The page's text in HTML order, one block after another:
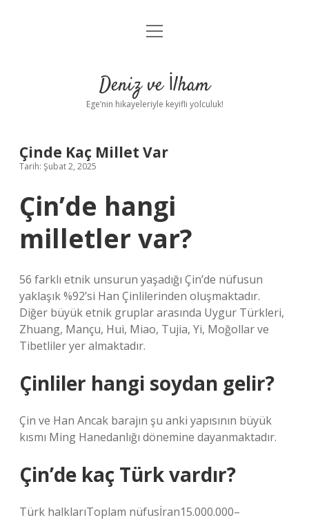
Anasayfa
Yasal Uyarı
menüyü
Deniz ve İlham
Ege’nin hikayeleriyle keyifli yolculuk!
Çinde Kaç Millet Var
Tarih: Şubat 2, 2025
Çin’de hangi
milletler var?
56 farklı etnik unsurun yaşadığı Çin’de nüfusun
yaklaşık %92’si Han Çinlilerinden oluşmaktadır.
Diğer büyük etnik gruplar arasında Uygur Türkleri,
Zhuang, Mançu, Hui, Miao, Tujia, Yi, Moğollar ve
Tibetliler yer almaktadır.
Çinliler hangi soydan gelir?
Çin ve Han Ancak barajın şu anki yapısının büyük
kısmı Ming Hanedanlığı dönemine dayanmaktadır.
Çin’de kaç Türk vardır?
Türk halklarıToplam nüfusİran15.000.000–